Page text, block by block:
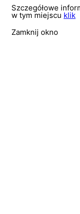
Szczegółowe
w tym miejscu klik
Zamknij okno